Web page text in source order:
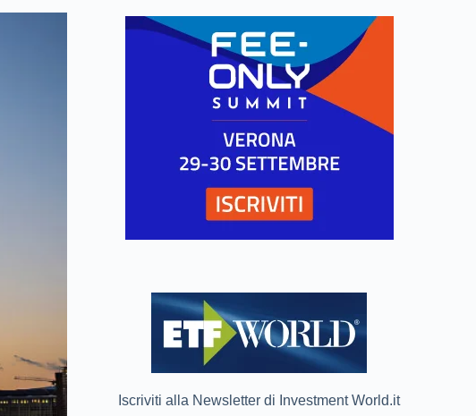
Iscriviti alla Newsletter di Investment World.it